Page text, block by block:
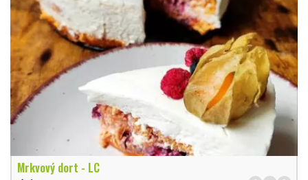
Mrkvový dort - LC